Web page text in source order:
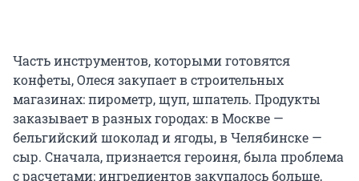
Часть инструментов, которыми готовятся
конфеты, Олеся закупает в строительных
магазинах: пирометр, щуп, шпатель. Продукты
заказывает в разных городах: в Москве —
бельгийский шоколад и ягоды, в Челябинске —
сыр. Сначала, признается героиня, была проблема
с расчетами: ингредиентов закупалось больше,